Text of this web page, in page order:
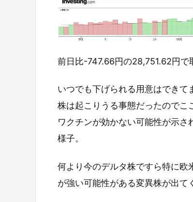
前日比-747.66円の28,751.62円で
いつでも下げられる用意はでき
株は起こりうる事態だったのでこ
ワクチンが効かない可能性が示
様子。
何より今のデルタ株ですら特に欧
が強い可能性がある変異株が出て